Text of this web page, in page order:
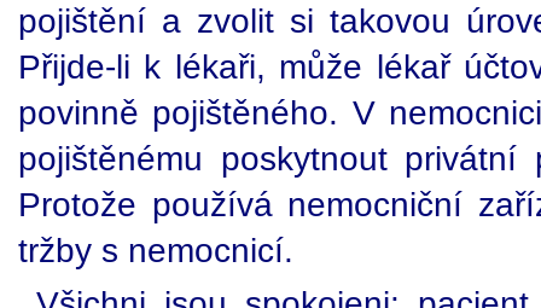
pojištění a zvolit si takovou
Přijde-li k lékaři, může lékař
povinně pojištěného. V
pojištěnému poskytnout
Protože používá nemocniční
tržby s nemocnicí.